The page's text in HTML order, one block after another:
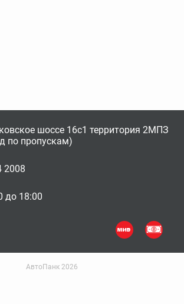
шоссе 16с1 территория 2МПЗ
по пропускам)
2008
до 18:00
АвтоПанк 2026